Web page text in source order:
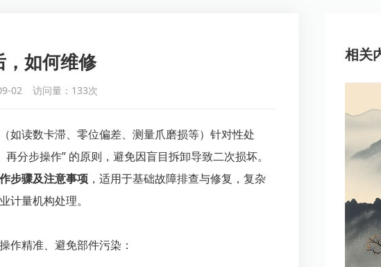
如何维修
02 访问量：133次
如读数卡滞、零位偏差、测量爪磨损等）针对性处
分步操作” 的原则，避免因盲目拆卸导致二次损坏。
步骤及注意事项 ，适用于基础故障排查与修复，复杂
计量机构处理。
作精准、避免部件污染：
相关